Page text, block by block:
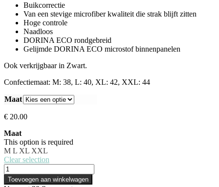
Buikcorrectie
Van een stevige microfiber kwaliteit die strak blijft zitten
Hoge controle
Naadloos
DORINA ECO rondgebreid
Gelijmde DORINA ECO microstof binnenpanelen
Ook verkrijgbaar in Zwart.
Confectiemaat: M: 38, L: 40, XL: 42, XXL: 44
Maat
€ 20.00
Maat
This option is required
M L XL XXL
Clear selection
Toevoegen aan winkelwagen